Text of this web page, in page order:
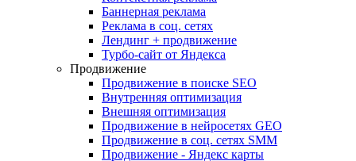
Баннерная реклама
Реклама в соц. сетях
Лендинг + продвижение
Турбо-сайт от Яндекса
Продвижение
Продвижение в поиске SEO
Внутренняя оптимизация
Внешняя оптимизация
Продвижение в нейросетях GEO
Продвижение в соц. сетях SMM
Продвижение - Яндекс карты